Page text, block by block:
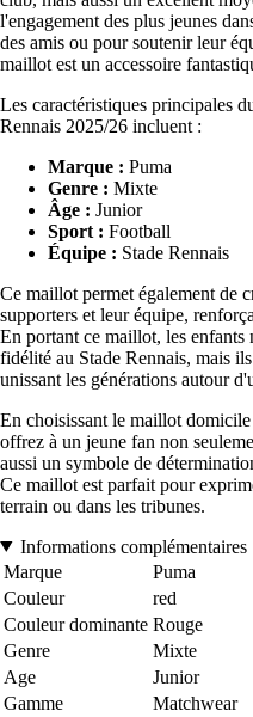
l'engagement des plus jeunes
des amis ou pour soutenir leur
maillot est un accessoire
Les caractéristiques principales
Rennais 2025/26 incluent :
Marque : Puma
Genre : Mixte
Âge : Junior
Sport : Football
Équipe : Stade Rennais
Ce maillot permet également de
supporters et leur équipe,
En portant ce maillot, les enfants
fidélité au Stade Rennais, mais
unissant les générations autour
En choisissant le maillot
offrez à un jeune fan non
aussi un symbole de
Ce maillot est parfait pour
terrain ou dans les tribunes.
Informations complémentaires
Marque
Puma
Couleur
red
Couleur dominante Rouge
Genre
Mixte
Age
Junior
Gamme
Matchwear